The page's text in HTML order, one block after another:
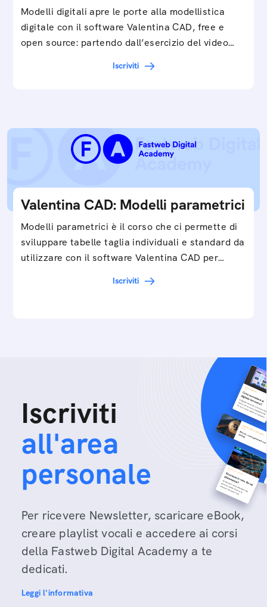
Modelli digitali apre le porte alla modellistica
digitale con il software Valentina CAD, free e
open source: partendo dall’esercizio del video…
Iscriviti
Valentina CAD: Modelli parametrici
Modelli parametrici è il corso che ci permette di
sviluppare tabelle taglia individuali e standard da
utilizzare con il software Valentina CAD per…
Iscriviti
Iscriviti
all'area
personale
Per ricevere Newsletter, scaricare eBook,
creare playlist vocali e accedere ai corsi
della Fastweb Digital Academy a te
dedicati.
Leggi l'informativa